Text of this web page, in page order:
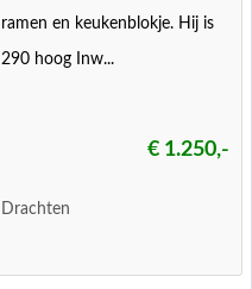
ramen en keukenblokje. Hij is
290 hoog Inw...
€ 1.250,-
Drachten